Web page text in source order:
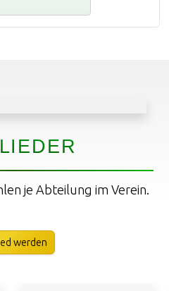
je Abteilung im Verein.
werden